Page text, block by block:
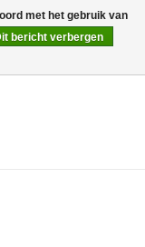
0 Artikelen - €0,00
met het gebruik van
bericht verbergen